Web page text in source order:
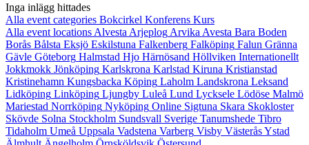
Inga inlägg hittades
Alla event categories Bokcirkel Konferens Kurs
Alla event locations Alvesta Arjeplog Arvika Avesta Bara Boden
Borås Bålsta Eksjö Eskilstuna Falkenberg Falköping Falun Gränna
Gävle Göteborg Halmstad Hjo Härnösand Höllviken Internationellt
Jokkmokk Jönköping Karlskrona Karlstad Kiruna Kristianstad
Kristinehamn Kungsbacka Köping Laholm Landskrona Leksand
Lidköping Linköping Ljungby Luleå Lund Lycksele Lödöse Malmö
Mariestad Norrköping Nyköping Online Sigtuna Skara Skokloster
Skövde Solna Stockholm Sundsvall Sverige Tanumshede Tibro
Tidaholm Umeå Uppsala Vadstena Varberg Visby VästeråsYstad